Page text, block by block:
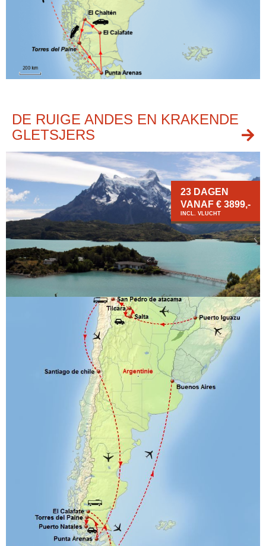
DE RUIGE ANDES EN KRAKENDE
GLETSJERS
23 DAGEN
VANAF € 3899,-
INCL. VLUCHT